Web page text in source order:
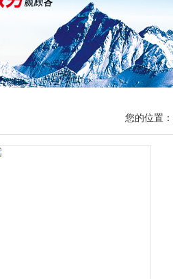
您的位置：